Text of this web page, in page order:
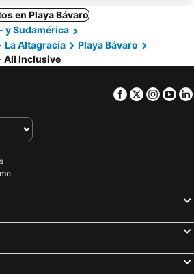
en Playa Bávaro
y Sudamérica
La Altagracía
Playa Bávaro
All Inclusive
Facebook
Twitter